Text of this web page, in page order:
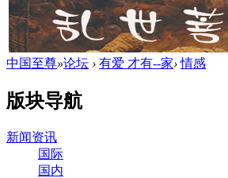
中国至尊»论坛 › 有爱 才有--家› 情感
版块导航
新闻资讯
国际
国内